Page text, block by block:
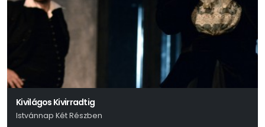
Kivilágos Kivirradtig
Istvánnap Két Részben